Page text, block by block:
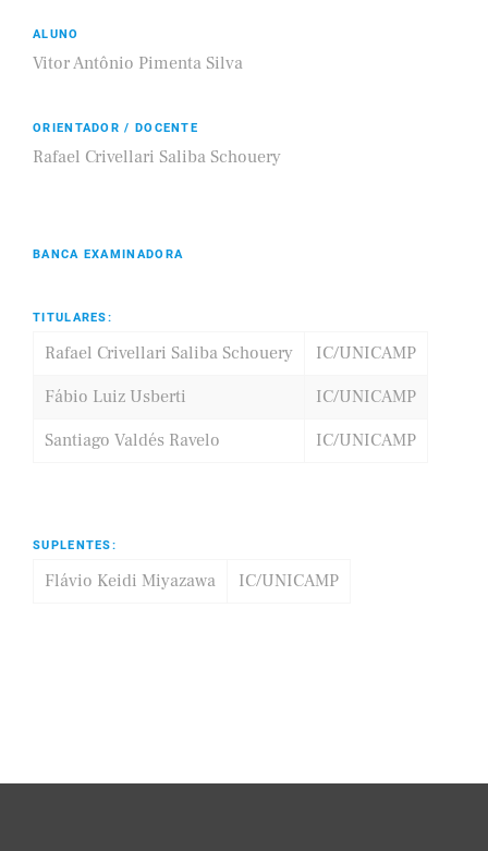
ALUNO
Vitor Antônio Pimenta Silva
ORIENTADOR / DOCENTE
Rafael Crivellari Saliba Schouery
BANCA EXAMINADORA
TITULARES:
Rafael Crivellari Saliba Schouery
IC/UNICAMP
Fábio Luiz Usberti
IC/UNICAMP
Santiago Valdés Ravelo
IC/UNICAMP
SUPLENTES:
Flávio Keidi Miyazawa IC/UNICAMP